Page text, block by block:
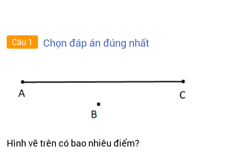
Câu 1 Chọn đáp án đúng nhất
Hình vẽ trên có bao nhiêu điểm?